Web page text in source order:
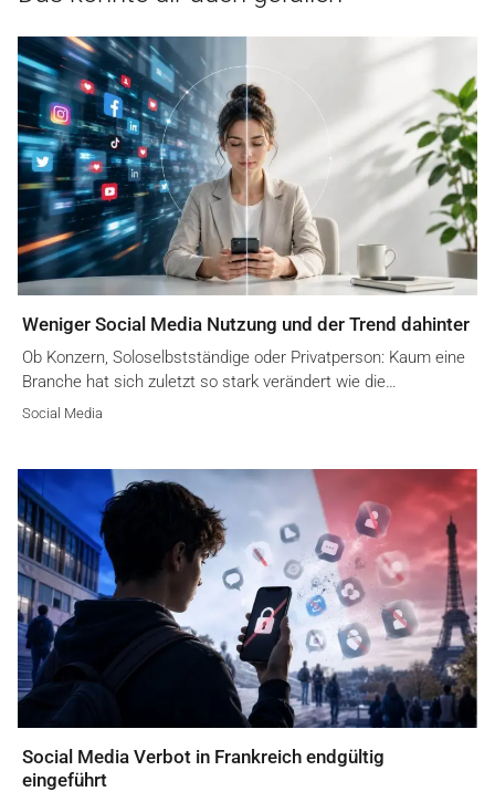
Weniger Social Media Nutzung und der Trend dahinter
Ob Konzern, Soloselbstständige oder Privatperson: Kaum eine
Branche hat sich zuletzt so stark verändert wie die…
Social Media
Social Media Verbot in Frankreich endgültig
eingeführt